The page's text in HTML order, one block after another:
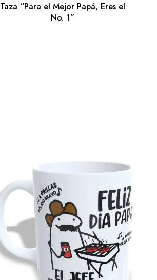
Taza “Para el Mejor Papá, Eres el
No. 1”